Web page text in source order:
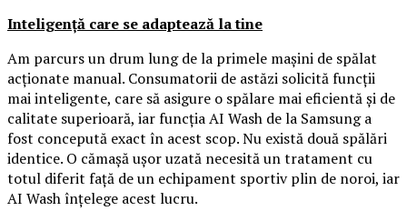
Inteligență care se adaptează la tine
Am parcurs un drum lung de la primele mașini de spălat
acționate manual. Consumatorii de astăzi solicită funcții
mai inteligente, care să asigure o spălare mai eficientă și de
calitate superioară, iar funcția AI Wash de la Samsung a
fost concepută exact în acest scop. Nu există două spălări
identice. O cămașă ușor uzată necesită un tratament cu
totul diferit față de un echipament sportiv plin de noroi, iar
AI Wash înțelege acest lucru.